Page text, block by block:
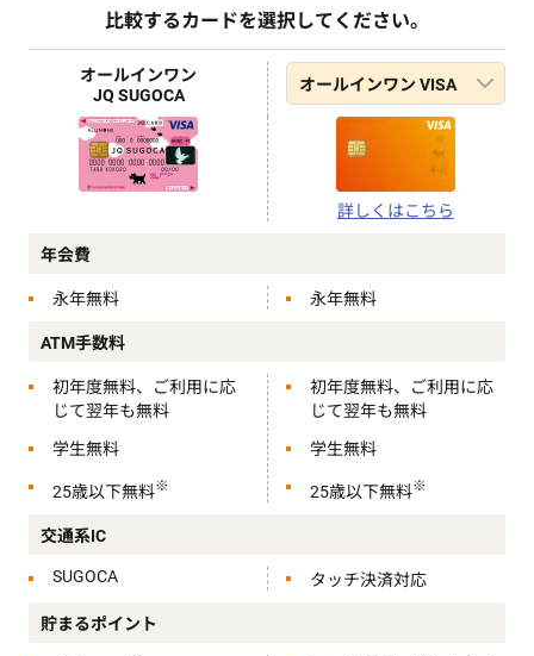
特典
カード利用200円ごとに1ポイントのJRキューポ
が貯まる
アミュプラザ博多、アミュエスト、博多デイト
店、食料品等一部店舗は3％OFF）
ご請求時に割引となります。
一部対象外店舗がございます。
国内：最高5,000万円
お買物安心保険（年間補償限度額）
海外：最高300万円
国内：最高300万円
保険適用には一部条件付きのものがございます。詳細
は下記にてご確認ください。
お買物安心保険について詳細はこちら
空港ラウンジサービス
ドクターコール24（健康相談窓口）
ゴールドデスク（会員専用インフォメーショ
ン）
カード利用200円ごとに2ポイントのJRキューポ
が貯まる
アミュプラザ博多、アミュエスト、博多デイト
比較するカードを選択してください。
オールインワン
JQ SUGOCA
詳しくはこちら
年会費
永年無料 永年無料
ATM手数料
初年度無料、ご利用に応
じて翌年も無料
学生無料
25歳以下無料※
初年度無料、ご利用に応
じて翌年も無料
学生無料
25歳以下無料※
交通系IC
SUGOCA タッチ決済対応
貯まるポイント